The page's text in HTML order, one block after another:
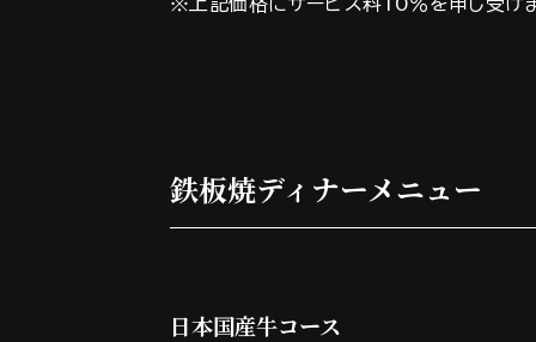
鉄板焼ディナーメニュー
日本国産牛コース